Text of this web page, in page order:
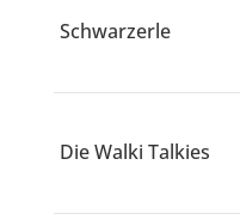
Schwarzerle
Die Walki Talkies